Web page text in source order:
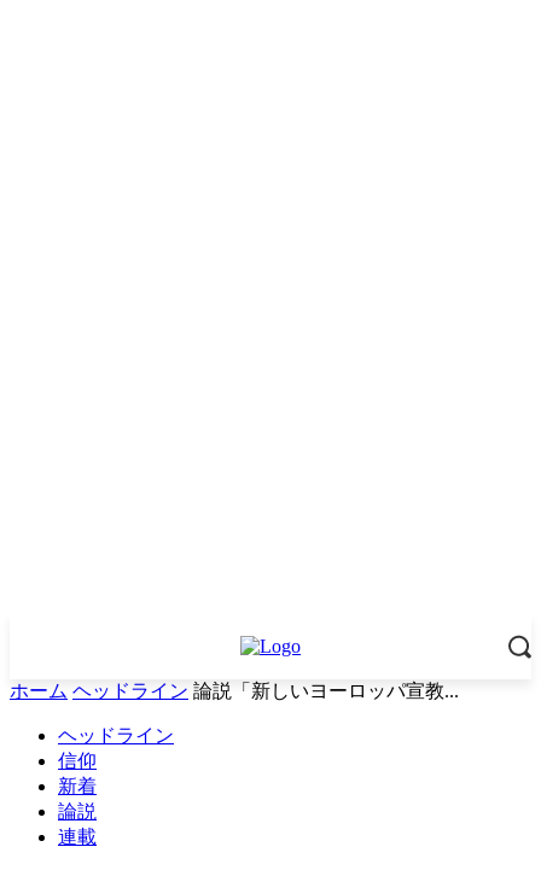
ホーム ヘッドライン 論説「新しいヨーロッパ宣教...
ヘッドライン
信仰
新着
論説
連載